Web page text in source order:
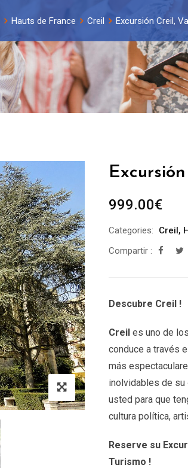
Hauts de France Creil Excursión Creil,
999.00€
Categories: Creil,
Compartir :
Descubre Creil !
Creil es uno de
conduce a través
más
inolvidables de su
usted para que
cultura política,
Reserve su
Turismo !